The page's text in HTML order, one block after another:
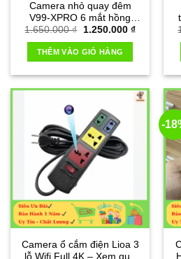
Camera nhỏ quay đêm
V99-XPRO 6 mắt hồng
ngoại
1.650.000₫
Giá
là:
1.650.000 ₫.
1.250.000 ₫Giá
THÊM VÀO GIỎ HÀNG
Camera ổ cắm điện Lioa 3
lỗ Wifi Full 4K – Xem qua
-